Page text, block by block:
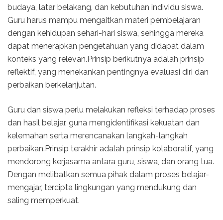
budaya, latar belakang, dan kebutuhan individu siswa.
Guru harus mampu mengaitkan materi pembelajaran
dengan kehidupan sehari-hari siswa, sehingga mereka
dapat menerapkan pengetahuan yang didapat dalam
konteks yang relevan.Prinsip berikutnya adalah prinsip
reflektif, yang menekankan pentingnya evaluasi diri dan
perbaikan berkelanjutan.
Guru dan siswa perlu melakukan refleksi terhadap proses
dan hasil belajar, guna mengidentifikasi kekuatan dan
kelemahan serta merencanakan langkah-langkah
perbaikan.Prinsip terakhir adalah prinsip kolaboratif, yang
mendorong kerjasama antara guru, siswa, dan orang tua.
Dengan melibatkan semua pihak dalam proses belajar-
mengajar, tercipta lingkungan yang mendukung dan
saling memperkuat.